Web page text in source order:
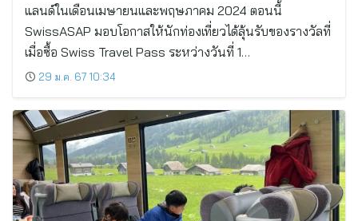
แลนด์ในเดือนเมษายนและพฤษภาคม 2024 ตอนนี้
SwissASAP มอบโอกาสให้นักท่องเที่ยวได้ลุ้นรับของรางวัลที่
เมื่อซื้อ Swiss Travel Pass ระหว่างวันที่ 1…
29 ม.ค. 67 10:34